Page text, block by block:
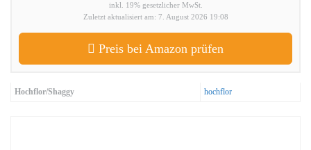
inkl. 19% gesetzlicher MwSt.
Zuletzt aktualisiert am: 7. August 2026 19:08
Preis bei Amazon prüfen
Hochflor/Shaggy hochflor